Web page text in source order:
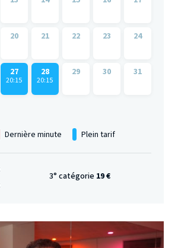
20 21 22 23 24
27
20:15
28
20:15
29 30 31
Dernière minute Plein tarif
3° catégorie 19 €